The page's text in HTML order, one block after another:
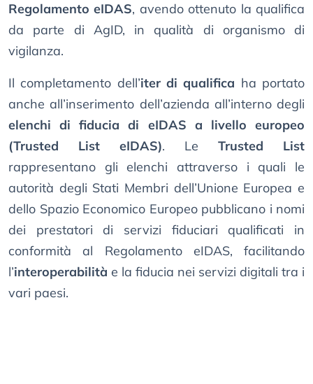
Regolamento eIDAS, avendo ottenuto la qualifica
da parte di AgID, in qualità di organismo di
vigilanza.
Il completamento dell’iter di qualifica ha portato
anche all’inserimento dell’azienda all’interno degli
elenchi di fiducia di eIDAS a livello europeo
(Trusted List eIDAS). Le Trusted List
rappresentano gli elenchi attraverso i quali le
autorità degli Stati Membri dell’Unione Europea e
dello Spazio Economico Europeo pubblicano i nomi
dei prestatori di servizi fiduciari qualificati in
conformità al Regolamento eIDAS, facilitando
l’interoperabilità e la fiducia nei servizi digitali tra i
vari paesi.